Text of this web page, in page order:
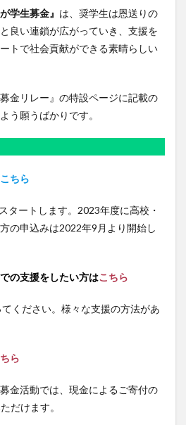
学生募金』 は、奨学生は恩送りの
良い連鎖が広がっていき、支援を
トで社会貢献ができる素晴らしい
金リレー』の特設ページに記載の
う願うばかりです。
こちら
タートします。2023年度に高校・
の申込みは2022年9月より開始し
の支援をしたい方はこちら
てください。様々な支援の方法があ
ら
金活動では、現金によるご寄付の
だけます。